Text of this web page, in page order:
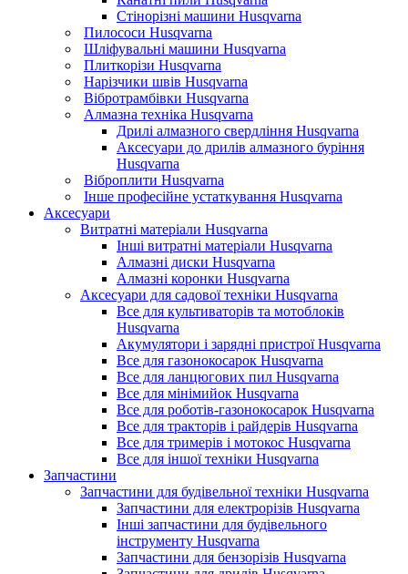
Стінорізні машини Husqvarna
Пилососи Husqvarna
Шліфувальні машини Husqvarna
Плиткорізи Husqvarna
Нарізчики швів Husqvarna
Вібротрамбівки Husqvarna
Алмазна техніка Husqvarna
Дрилі алмазного свердління Husqvarna
Аксесуари до дрилів алмазного буріння
Husqvarna
Віброплити Husqvarna
Інше професійне устаткування Husqvarna
Аксесуари
Витратні матеріали Husqvarna
Інші витратні матеріали Husqvarna
Алмазні диски Husqvarna
Алмазні коронки Husqvarna
Аксесуари для садової техніки Husqvarna
Все для культиваторів та мотоблоків
Husqvarna
Акумулятори і зарядні пристрої Husqvarna
Все для газонокосарок Husqvarna
Все для ланцюгових пил Husqvarna
Все для мінімийок Husqvarna
Все для роботів-газонокосарок Husqvarna
Все для тракторів і райдерів Husqvarna
Все для тримерів і мотокос Husqvarna
Все для іншої техніки Husqvarna
Запчастини
Запчастини для будівельної техніки Husqvarna
Запчастини для електрорізів Husqvarna
Інші запчастини для будівельного
інструменту Husqvarna
Запчастини для бензорізів Husqvarna